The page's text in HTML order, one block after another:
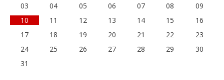
03
04 05 06 07 08
09
10
11 12 13 14 15
16
17
18 19 20 21 22
23
24
25 26 27 28 29
30
31